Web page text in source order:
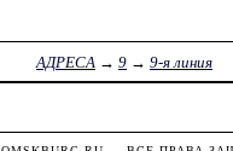
АДРЕСА → 9 → 9-я линия